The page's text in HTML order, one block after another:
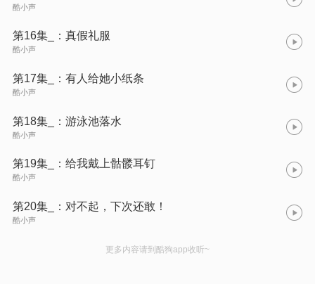
酷小声
第16集_：真假礼服
酷小声
第17集_：有人给她小纸条
酷小声
第18集_：游泳池落水
酷小声
第19集_：给我戴上骷髅耳钉
酷小声
第20集_：对不起，下次还敢！
酷小声
更多内容请到酷狗app收听~